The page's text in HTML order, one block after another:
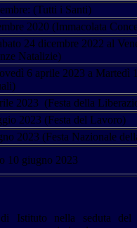
(Tutti i Santi)
2020 (Immacolata
24 dicembre 2022 al
Natalizie)
6 aprile 2023 a Martedì
2023 (Festa della
2023 (Festa del Lavoro)
2023 (Festa Nazionale
10 giugno 2023
Istituto nella seduta del